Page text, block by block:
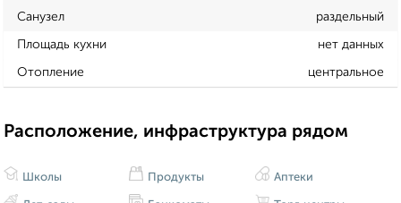
Санузел раздельный
Площадь кухни нет данных
Отопление центральное
Расположение, инфраструктура рядом
Школы Продукты Аптеки